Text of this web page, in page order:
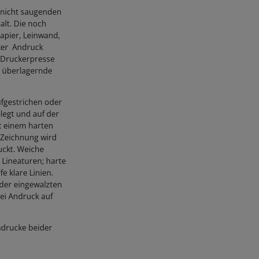
saugenden
Die noch
Leinwand,
Andruck
überlagernde
oder
und auf der
einem harten
wird
Weiche
harte
klare Linien.
eingewalzten
Andruck auf
beider